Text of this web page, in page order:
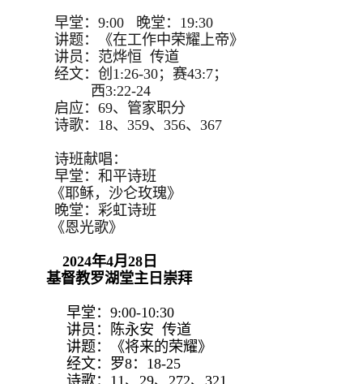
早堂：9:00 晚堂：19:30
讲题：《在工作中荣耀上帝》
讲员：范烨恒 传道
经文：创1:26-30；赛43:7；
西3:22-24
启应：69、管家职分
诗歌：18、359、356、367
诗班献唱：
早堂：和平诗班
《耶稣，沙仑玫瑰》
晚堂：彩虹诗班
《恩光歌》
2024年4月28日
基督教罗湖堂主日崇拜
早堂：9:00-10:30
讲员：陈永安 传道
讲题：《将来的荣耀》
经文：罗8：18-25
诗歌：11、29、272、321